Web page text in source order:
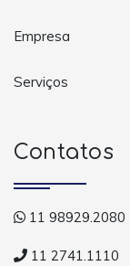
Empresa
Serviços
Contatos
11 98929.2080
11 2741.1110